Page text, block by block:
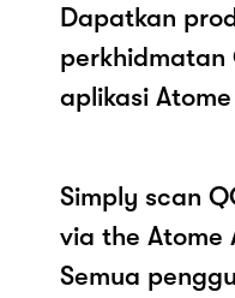
Dapatkan
perkhidmatan
aplikasi
Simply scan
via the Atome
Semua